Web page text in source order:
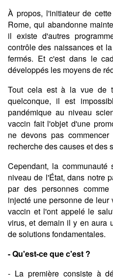
À propos, l'initiateur de
Rome, qui abandonne
il existe d'autres
contrôle des naissances et
fermés. Et c'est dans le
développés les moyens de
Tout cela est à la vue de
quelconque, il est
pandémique au niveau
vaccin fait l'objet d'une
ne devons pas
recherche des causes et des
Cependant, la
niveau de l'État, dans notre
par des personnes
injecté une personne de
vaccin et l'ont appelé le
virus, et demain il y en aura
de solutions fondamentales.
- Qu'est-ce que c'est ?
- La première consiste à